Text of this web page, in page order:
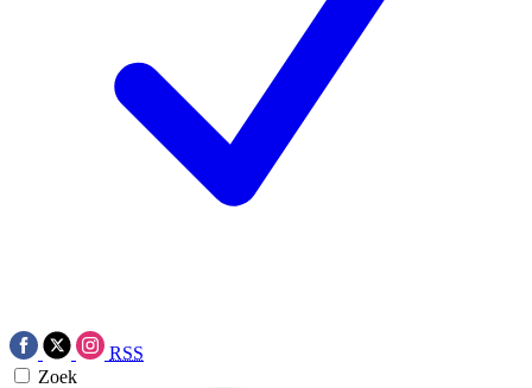
RSS
Zoek